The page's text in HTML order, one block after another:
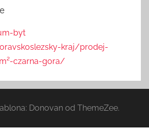
byt
kraj/prodej-
czarna-gora/
Donovan od ThemeZee.